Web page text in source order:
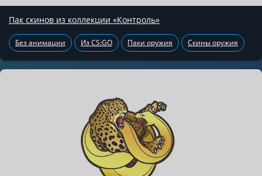
Пак скинов из коллекции «Контроль»
Без анимации Из CS:GO Паки оружия Скины оружия